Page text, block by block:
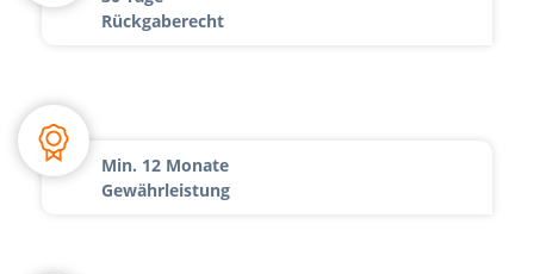
Rückgaberecht
Min. 12 Monate
Gewährleistung